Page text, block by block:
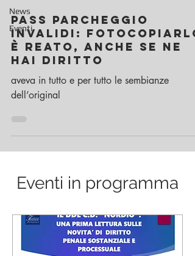
News
Eventi
PASS PARCHEGGIO
INVALIDI:
È REATO, ANCHE SE NE
HAI DIRITTO
aveva in tutto e per tutto le sembianze
dell’original
Eventi in programma